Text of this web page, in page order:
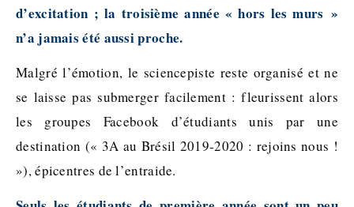
d’excitation ; la troisième année « hors les murs »
n’a jamais été aussi proche.
Malgré l’émotion, le sciencepiste reste organisé et ne
se laisse pas submerger facilement : fleurissent alors
les groupes Facebook d’étudiants unis par une
destination (« 3A au Brésil 2019-2020 : rejoins nous !
»), épicentres de l’entraide.